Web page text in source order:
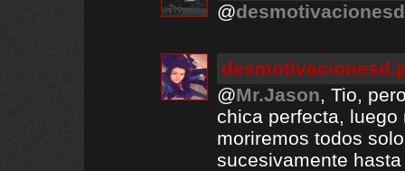
@
@Mr.Jason, Tio,
chica perfecta,
moriremos todos
sucesivamente